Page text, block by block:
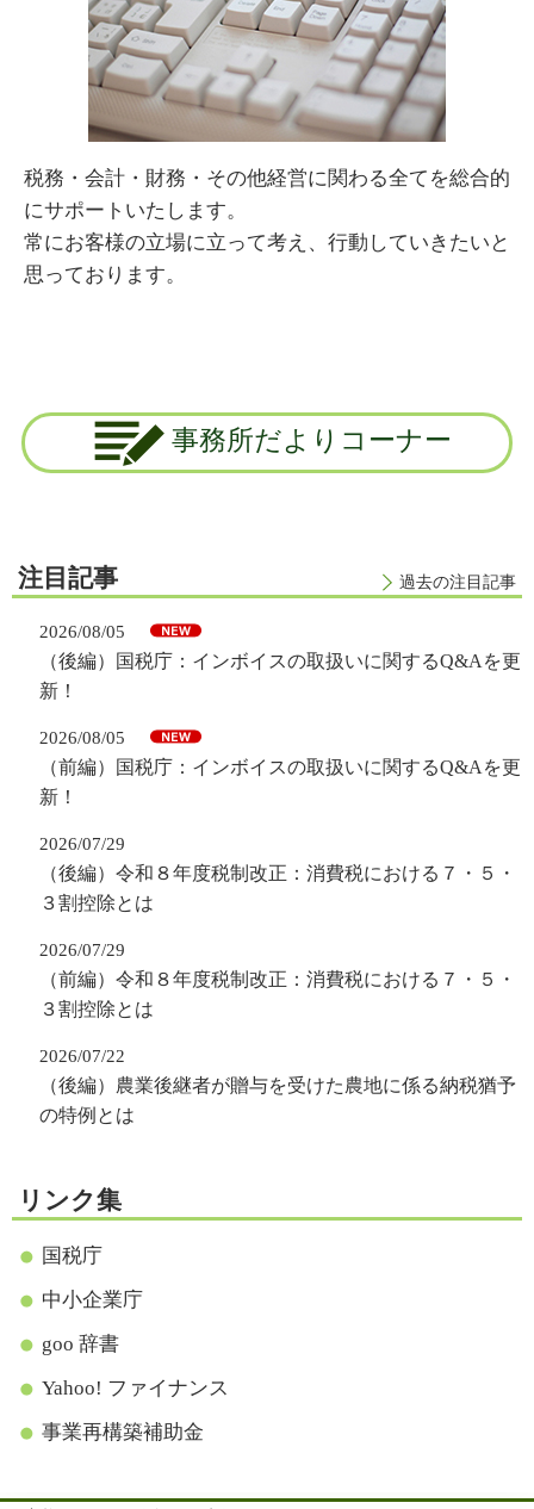
税務・会計・財務・その他経営に関わる全てを総合的
にサポートいたします。
常にお客様の立場に立って考え、行動していきたいと
思っております。
事務所だよりコーナー
注目記事 過去の注目記事
2026/08/05
（後編）国税庁：インボイスの取扱いに関するQ&Aを更
新！
2026/08/05
（前編）国税庁：インボイスの取扱いに関するQ&Aを更
新！
2026/07/29
（後編）令和８年度税制改正：消費税における７・５・
３割控除とは
2026/07/29
（前編）令和８年度税制改正：消費税における７・５・
３割控除とは
2026/07/22
（後編）農業後継者が贈与を受けた農地に係る納税猶予
の特例とは
リンク集
国税庁
中小企業庁
goo 辞書
Yahoo! ファイナンス
事業再構築補助金